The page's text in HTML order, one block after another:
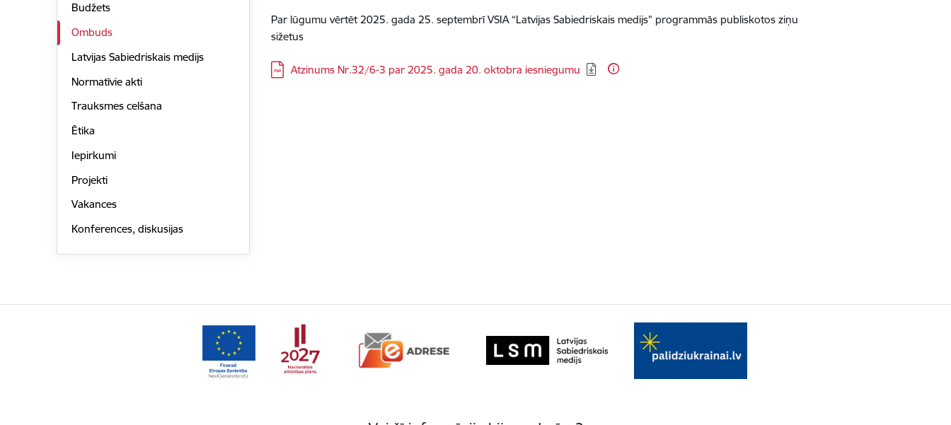
Budžets
Ombuds
Latvijas Sabiedriskais medijs
Normatīvie akti
Trauksmes celšana
Ētika
Iepirkumi
Projekti
Vakances
Konferences, diskusijas
Par lūgumu vērtēt2025. gada 25. septembrī VSIA “Latvijas Sabiedriskais medijs” programmās publiskotos ziņu
sižetus
Lejupielādēt:
Atzinums Nr.32/6-3 par 2025. gada 20. oktobra iesniegumu